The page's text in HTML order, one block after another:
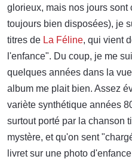
glorieux, mais nos jours sont
toujours bien disposées), je
titres de La Féline, qui vient
l'enfance". Du coup, je me
quelques années dans la
album me plait bien. Assez
variète synthétique années
surtout porté par la chanson
mystère, et qu'on sent
livret sur une photo